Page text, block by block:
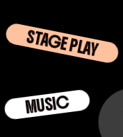
STAGE PLAY
MUSIC